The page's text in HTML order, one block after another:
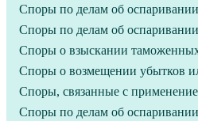
Споры по делам об
Споры по делам об
Споры о взыскании
Споры о возмещении убытков
Споры, связанные с
Споры по делам об